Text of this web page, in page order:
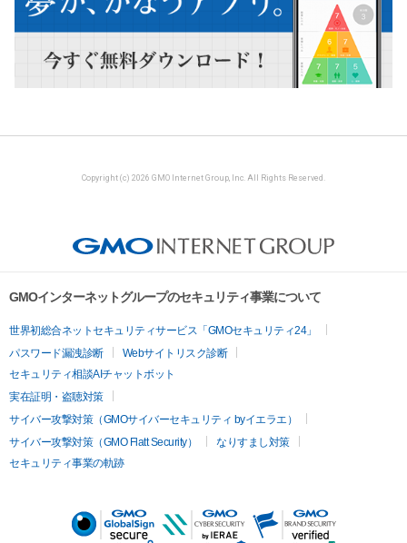
Copyright (c) 2026 GMO Internet Group, Inc. All Rights Reserved.
GMOインターネットグループのセキュリティ事業について
世界初総合ネットセキュリティサービス「GMOセキュリティ24」
パスワード漏洩診断
Webサイトリスク診断
セキュリティ相談AIチャットボット
実在証明・盗聴対策
サイバー攻撃対策（GMOサイバーセキュリティ byイエラエ）
サイバー攻撃対策（GMO Flatt Security）
なりすまし対策
セキュリティ事業の軌跡